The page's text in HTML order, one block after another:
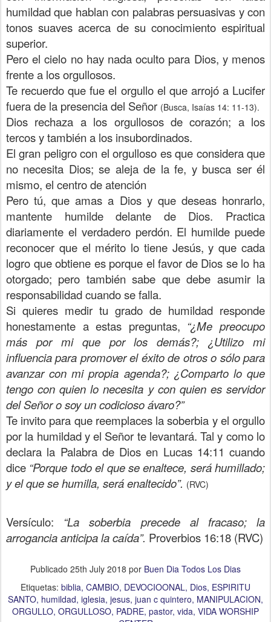
humildad que hablan con palabras persuasivas y con
tonos suaves acerca de su conocimiento espiritual
superior.
Pero el cielo no hay nada oculto para Dios, y menos
frente a los orgullosos.
Te recuerdo que fue el orgullo el que arrojó a Lucifer
fuera de la presencia del Señor (Busca, Isaías 14: 11-13).
Dios rechaza a los orgullosos de corazón; a los
tercos y también a los insubordinados.
El gran peligro con el orgulloso es que considera que
no necesita Dios; se aleja de la fe, y busca ser él
mismo, el centro de atención
Pero tú, que amas a Dios y que deseas honrarlo,
mantente humilde delante de Dios. Practica
diariamente el verdadero perdón. El humilde puede
reconocer que el mérito lo tiene Jesús, y que cada
logro que obtiene es porque el favor de Dios se lo ha
otorgado; pero también sabe que debe asumir la
responsabilidad cuando se falla.
Si quieres medir tu grado de humildad responde
honestamente a estas preguntas, “¿Me preocupo
más por mi que por los demás?; ¿Utilizo mi
influencia para promover el éxito de otros o sólo para
avanzar con mi propia agenda?; ¿Comparto lo que
tengo con quien lo necesita y con quien es servidor
del Señor o soy un codicioso ávaro?”
Te invito para que reemplaces la soberbia y el orgullo
por la humildad y el Señor te levantará. Tal y como lo
declara la Palabra de Dios en Lucas 14:11 cuando
dice “Porque todo el que se enaltece, será humillado;
y el que se humilla, será enaltecido”. (RVC)
Versículo: “La soberbia precede al fracaso; la
arrogancia anticipa la caída”. Proverbios 16:18 (RVC)
Publicado 25th July 2018 por Buen Dia Todos Los Dias
Etiquetas: biblia CAMBIO DEVOCIOONAL Dios ESPIRITU
SANTO humildad iglesia jesus juan c quintero MANIPULACION
ORGULLO ORGULLOSO PADRE pastor vida VIDA WORSHIP